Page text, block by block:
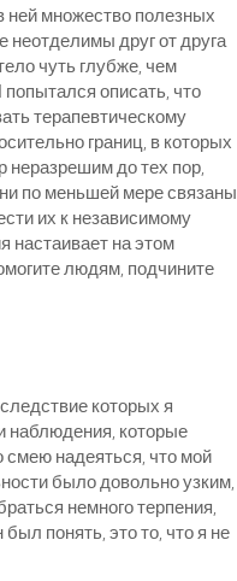
ней множество полезных
неотделимы друг от друга
чуть глубже, чем
описать, что
терапевтическому
границ, в которых
неразрешим до тех пор,
по меньшей мере связаны
их к независимому
настаивает на этом
людям, подчините
которых я
наблюдения, которые
надеяться, что мой
было довольно узким,
немного терпения,
понять, это то, что я не